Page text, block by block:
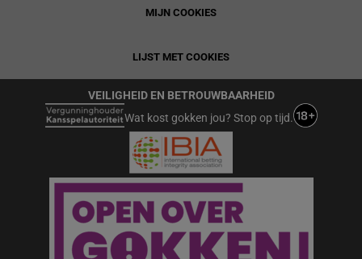
MIJN COOKIES
LIJST MET COOKIES
VEILIGHEID EN BETROUWBAARHEID
Wat kost gokken jou? Stop op tijd.